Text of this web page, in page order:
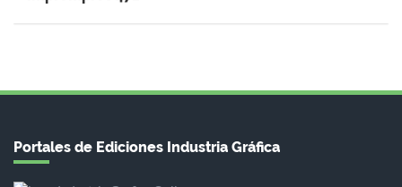
Portales de Ediciones Industria Gráfica